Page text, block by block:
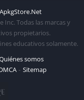
ApkgStore.Net
Inc. Todas las marcas y
propietarios.
educativos solamente.
somos
Sitemap